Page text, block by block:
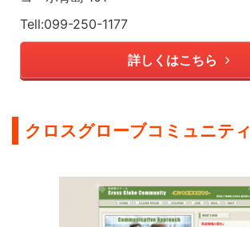
Tell:099-250-1177
詳しくはこちら
クロスグローブコミュニティ